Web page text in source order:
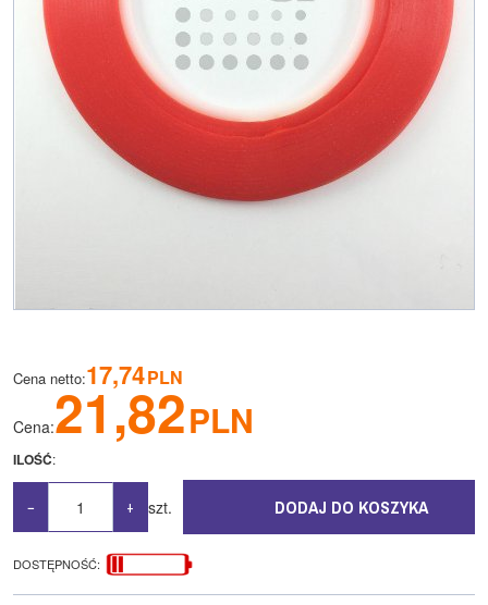
Cena netto:17,74PLN
Cena:21,82PLN
ILOŚĆ:
− + szt. DODAJ DO KOSZYKA
DOSTĘPNOŚĆ: